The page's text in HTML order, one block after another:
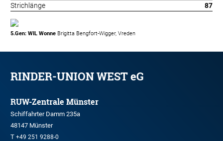
Strichlänge
87
5.Gen: WIL Wonne Brigitta Bengfort-Wigger, Vreden
RINDER-UNION WEST eG
RUW-Zentrale Münster
Schiffahrter Damm 235a
48147 Münster
T +49 251 9288-0